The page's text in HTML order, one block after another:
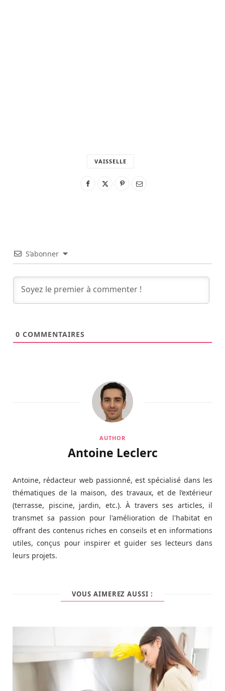
VAISSELLE
S’abonner
0 COMMENTAIRES
AUTHOR
Antoine Leclerc
Antoine, rédacteur web passionné, est spécialisé dans les
thématiques de la maison, des travaux, et de l’extérieur
(terrasse, piscine, jardin, etc.). À travers ses articles, il
transmet sa passion pour l'amélioration de l'habitat en
offrant des contenus riches en conseils et en informations
utiles, conçus pour inspirer et guider ses lecteurs dans
leurs projets.
VOUS AIMEREZ AUSSI :